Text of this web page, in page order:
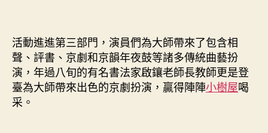
活動進進第三部門，演員們為大師帶來了包含相
聲、評書、京劇和京韻年夜鼓等諸多傳統曲藝扮
演，年過八旬的有名書法家啟鑲老師長教師更是登
臺為大師帶來出色的京劇扮演，贏得陣陣小樹屋喝
采。